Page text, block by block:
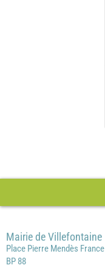
Mairie de Villefontaine
Place Pierre Mendès France
BP 88